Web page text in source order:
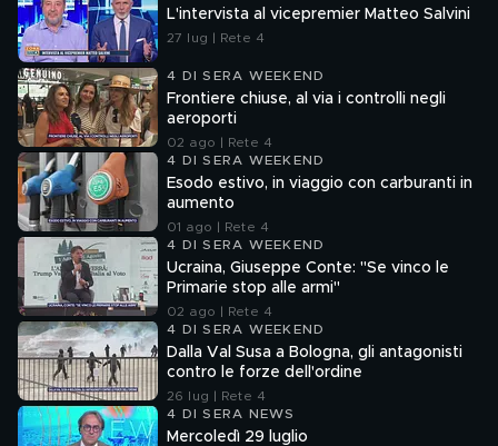
L'intervista al vicepremier Matteo Salvini
27 lug | Rete 4
4 DI SERA WEEKEND
Frontiere chiuse, al via i controlli negli
aeroporti
02 ago | Rete 4
4 DI SERA WEEKEND
Esodo estivo, in viaggio con carburanti in
aumento
01 ago | Rete 4
4 DI SERA WEEKEND
Ucraina, Giuseppe Conte: "Se vinco le
Primarie stop alle armi"
02 ago | Rete 4
4 DI SERA WEEKEND
Dalla Val Susa a Bologna, gli antagonisti
contro le forze dell'ordine
26 lug | Rete 4
4 DI SERA NEWS
Mercoledì 29 luglio